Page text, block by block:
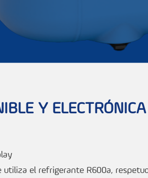
Y ELECTRÓNICA
utiliza el refrigerante R600a,